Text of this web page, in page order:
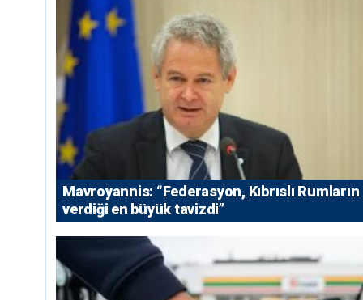
Mavroyannis: “Federasyon, Kıbrıslı Rumların
verdiği en büyük tavizdi”